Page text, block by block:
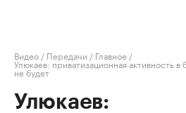
Видео / Передачи / Главное /
Улюкаев: приватизационная активность
не будет
Улюкаев: